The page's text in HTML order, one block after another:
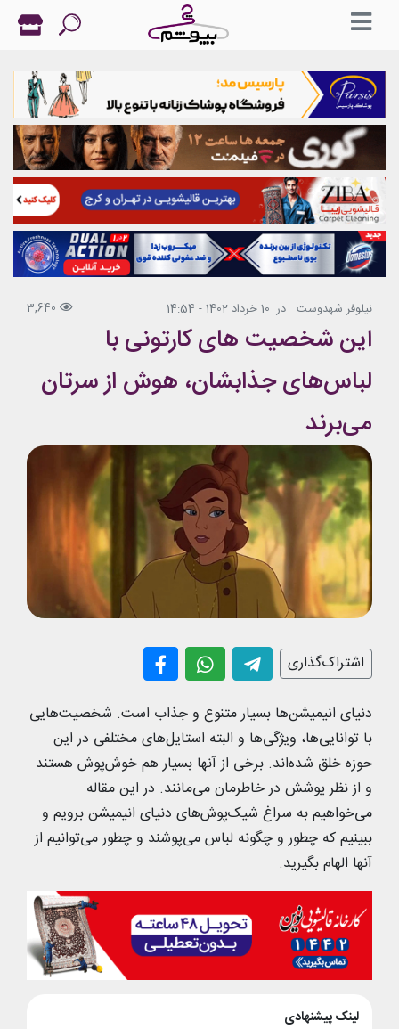
نیلوفر شهدوست در 10 خرداد 1402 - 14:54 3,640
این شخصیت های کارتونی با
لباس‌های جذابشان، هوش از سرتان
می‌برند
اشتراک‌گذاری
دنیای انیمیشن‌ها بسیار متنوع و جذاب است. شخصیت‌هایی
با توانایی‌ها، ویژگی‌ها و البته استایل‌های مختلفی در این
حوزه خلق شده‌اند. برخی از آنها بسیار هم خوش‌پوش هستند
و از نظر پوشش در خاطرمان می‌مانند. در این مقاله
می‌خواهیم به سراغ شیک‌پوش‌های دنیای انیمیشن برویم و
ببینیم که چطور و چگونه لباس می‌پوشند و چطور می‌توانیم از
آنها الهام بگیرید.
لینک پیشنهادی